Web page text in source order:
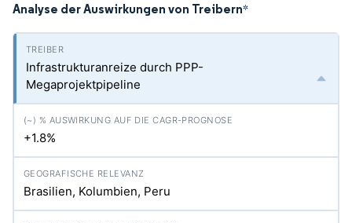
Analyse der Auswirkungen von Treibern*
Infrastrukturanreize durch PPP-
Megaprojektpipeline
+1.8%
Brasilien, Kolumbien, Peru